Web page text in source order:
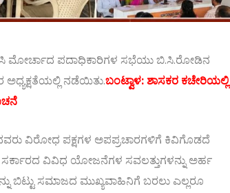
ಮೋರ್ಚಾದ ಪದಾಧಿಕಾರಿಗಳ ಸಭೆಯು ಬಿ.ಸಿ.ರೋಡಿನ
ಅಧ್ಯಕ್ಷತೆಯಲ್ಲಿ ನಡೆಯಿತು.ಬಂಟ್ವಾಳ: ಶಾಸಕರ ಕಚೇರಿಯಲ್ಲಿ
ವಿರೋಧ ಪಕ್ಷಗಳ ಅಪಪ್ರಚಾರಗಳಿಗೆ ಕಿವಿಗೊಡದೆ
ಸರ್ಕಾರದ ವಿವಿಧ ಯೋಜನೆಗಳ ಸವಲತ್ತುಗಳನ್ನು ಅರ್ಹ
ಬಿಟ್ಟು ಸಮಾಜದ ಮುಖ್ಯವಾಹಿನಿಗೆ ಬರಲು ಎಲ್ಲರೂ